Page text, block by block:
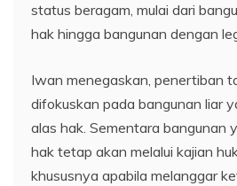
status beragam, mulai dari
hak hingga bangunan dengan
Iwan menegaskan, penertiban
difokuskan pada bangunan liar
alas hak. Sementara bangunan
hak tetap akan melalui kajian
khususnya apabila melanggar